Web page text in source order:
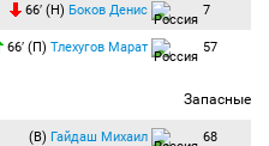
66′ (Н) Боков Денис 7
66′ (П) Тлехугов Марат 57
Запасные
(В) Гайдаш Михаил 68